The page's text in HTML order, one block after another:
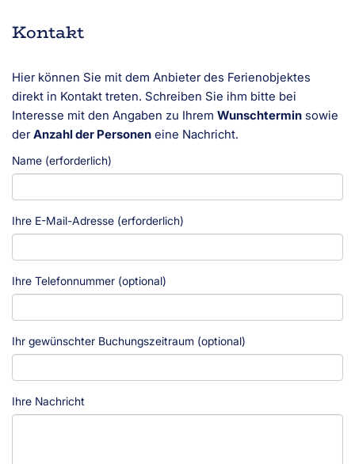
Kontakt
Hier können Sie mit dem Anbieter des Ferienobjektes
direkt in Kontakt treten. Schreiben Sie ihm bitte bei
Interesse mit den Angaben zu Ihrem Wunschtermin sowie
derAnzahl der Personen eine Nachricht.
Name (erforderlich)
Ihre E-Mail-Adresse (erforderlich)
Ihre Telefonnummer (optional)
Ihr gewünschter Buchungszeitraum (optional)
Ihre Nachricht